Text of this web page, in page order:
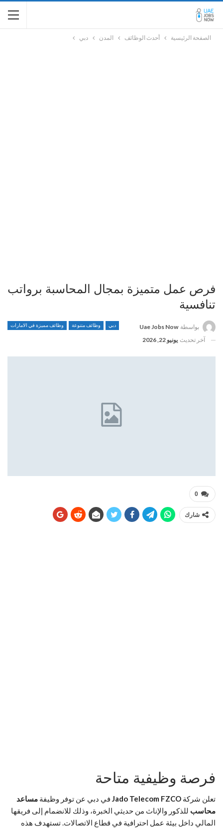
الصفحة الرئيسية أحدث الوظائف المدن دبي
فرص عمل متميزة بمجال المحاسبة برواتب
تنافسية
دبي وظائف متنوعة وظائف مميزة في الامارات بواسطة Uae Jobs Now
آخر تحديث يونيو 22, 2026
0
شارك
فرصة وظيفية متاحة
تعلن شركة Jado Telecom FZCO في دبي عن توفر وظيفة مساعد
محاسب للذكور والإناث من حديثي الخبرة، وذلك للانضمام إلى فريقها
المالي داخل بيئة عمل احترافية في قطاع الاتصالات. تستهدف هذه